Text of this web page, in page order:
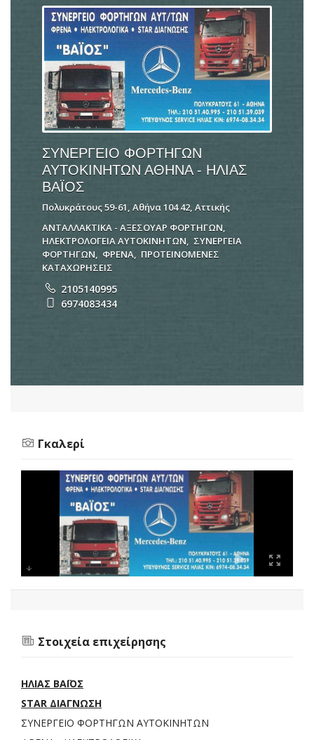
ΣΥΝΕΡΓΕΙΟ ΦΟΡΤΗΓΩΝ
ΑΥΤΟΚΙΝΗΤΩΝ ΑΘΗΝΑ - ΗΛΙΑΣ
ΒΑΪΟΣ
Πολυκράτους 59-61, Αθήνα 104 42, Αττικής
ΑΝΤΑΛΛΑΚΤΙΚΑ - ΑΞΕΣΟΥΑΡ ΦΟΡΤΗΓΩΝ,
ΗΛΕΚΤΡΟΛΟΓΕΙΑ ΑΥΤΟΚΙΝΗΤΩΝ, ΣΥΝΕΡΓΕΙΑ
ΦΟΡΤΗΓΩΝ, ΦΡΕΝΑ, ΠΡΟΤΕΙΝΟΜΕΝΕΣ
ΚΑΤΑΧΩΡΗΣΕΙΣ
2105140995
6974083434
Γκαλερί
Στοιχεία επιχείρησης
ΗΛΙΑΣ ΒΑΪΟΣ
STAR ΔΙΑΓΝΩΣΗ
ΣΥΝΕΡΓΕΙΟ ΦΟΡΤΗΓΩΝ ΑΥΤΟΚΙΝΗΤΩΝ